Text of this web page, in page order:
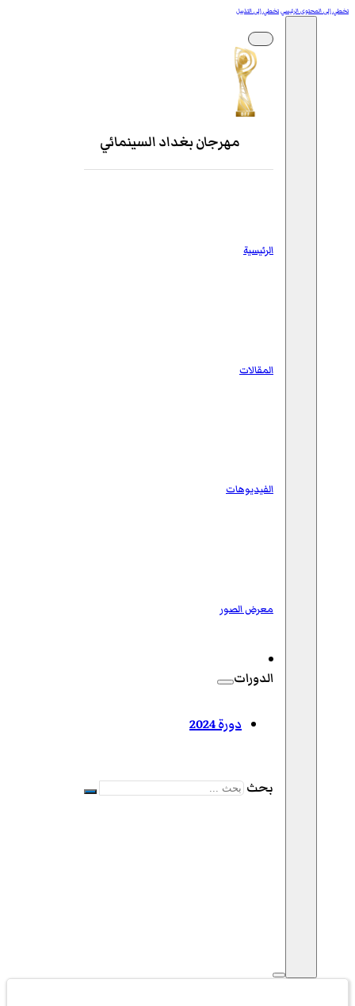
تخطي إلى المحتوى الرئيسيتخطي إلى التذييل
مهرجان بغداد السينمائي
الرئيسية
المقالات
الفيديوهات
معرض الصور
الدورات
دورة 2024
بحث